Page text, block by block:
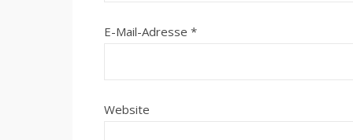
E-Mail-Adresse *
Website